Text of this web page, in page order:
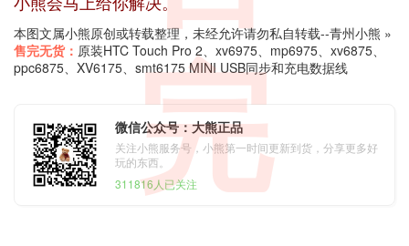
本图文属小熊原创或转载整理，未经允许请勿私自转载--青州小熊 »
售完无货： 原装HTC Touch Pro 2、xv6975、mp6975、xv6875、
ppc6875、XV6175、smt6175 MINI USB同步和充电数据线
微信公众号：大熊正品
关注小熊服务号，小熊第一时间更新到货，分享更多好
玩的东西。
311816人已关注
完